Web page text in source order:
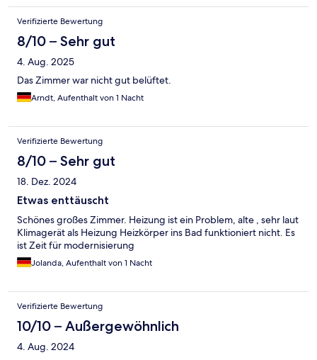
Verifizierte Bewertung
8/10 – Sehr gut
4. Aug. 2025
Das Zimmer war nicht gut belüftet.
Arndt, Aufenthalt von 1 Nacht
Verifizierte Bewertung
8/10 – Sehr gut
18. Dez. 2024
Etwas enttäuscht
Schönes großes Zimmer. Heizung ist ein Problem, alte , sehr laut
Klimagerät als Heizung Heizkörper ins Bad funktioniert nicht. Es
ist Zeit für modernisierung
Jolanda, Aufenthalt von 1 Nacht
Verifizierte Bewertung
10/10 – Außergewöhnlich
4. Aug. 2024